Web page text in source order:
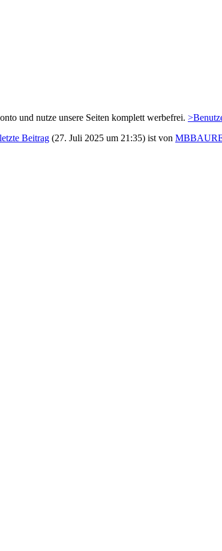
und nutze unsere Seiten komplett werbefrei.
letzte Beitrag (27. Juli 2025 um 21:35) ist von